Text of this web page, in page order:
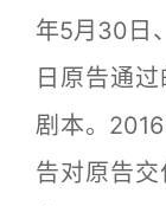
年5月30日
日原告通
剧本。
告对原告